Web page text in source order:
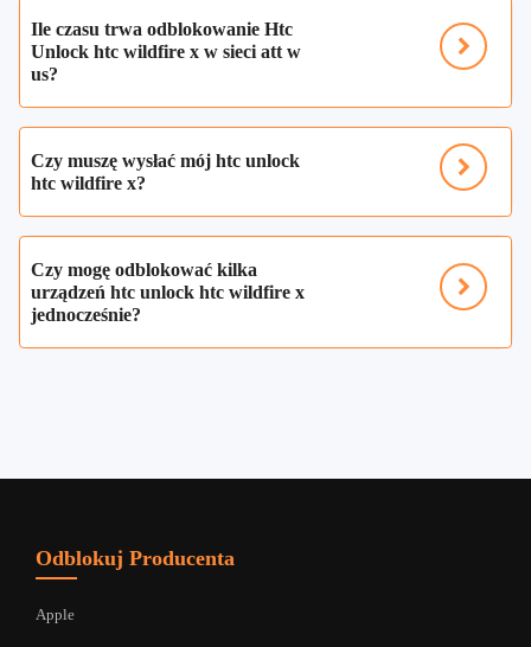
Ile czasu trwa odblokowanie Htc
Unlock htc wildfire x w sieci att w
us?
Czy muszę wysłać mój htc unlock
htc wildfire x?
Czy mogę odblokować kilka
urządzeń htc unlock htc wildfire x
jednocześnie?
Odblokuj Producenta
Apple